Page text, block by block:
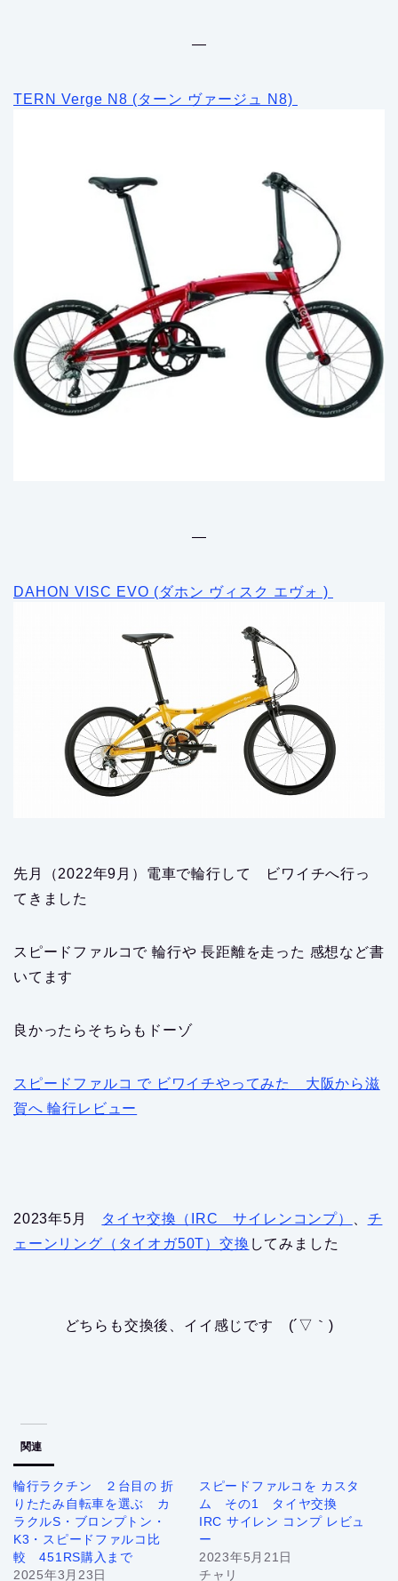
—
TERN Verge N8 (ターン ヴァージュ N8)
—
DAHON VISC EVO (ダホン ヴィスク エヴォ )
先月（2022年9月）電車で輪行して ビワイチへ行っ
てきました
スピードファルコで 輪行や 長距離を走った 感想など書
いてます
良かったらそちらもドーゾ
スピードファルコ で ビワイチやってみた 大阪から滋
賀へ 輪行レビュー
2023年5月 タイヤ交換（IRC サイレンコンプ）
チ
ェーンリング（タイオガ50T）交換 してみました
どちらも交換後、イイ感じです (´▽｀)
関連
輪行ラクチン ２台目の 折
りたたみ自転車を選ぶ カ
ラクルS・ブロンプトン・
K3・スピードファルコ比
較 451RS購入まで
2025年3月23日
スピードファルコを カスタ
ム その1 タイヤ交換
IRC サイレン コンプ レビュ
ー
2023年5月21日
チャリ